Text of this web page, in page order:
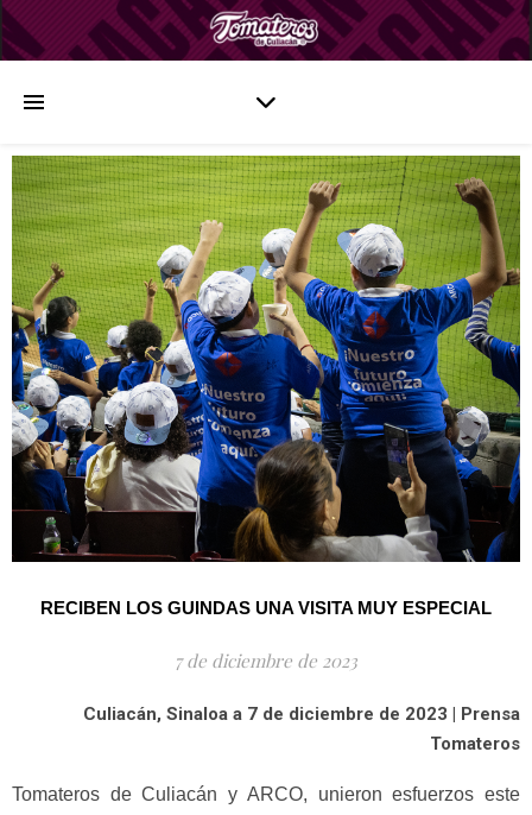
RECIBEN LOS GUINDAS UNA VISITA MUY ESPECIAL
7 de diciembre de 2023
Culiacán, Sinaloa a 7 de diciembre de 2023 | Prensa
Tomateros
Tomateros de Culiacán y ARCO, unieron esfuerzos este